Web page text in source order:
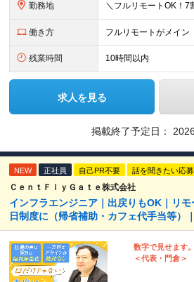
勤務地
働き方 フルリモートがメイン
残業時間 10時間以内
求人を見る
掲載終了予定日：
NEW 正社員 自己PR不要 話を聞きたい応
ＣｅｎｔＦｌｙＧａｔｅ株式会社
インフラエンジニア｜出戻りもOK｜リ
日制度に（帰省補助・カフェ代手当等）
数字で見せます
＜代表・門倉＞